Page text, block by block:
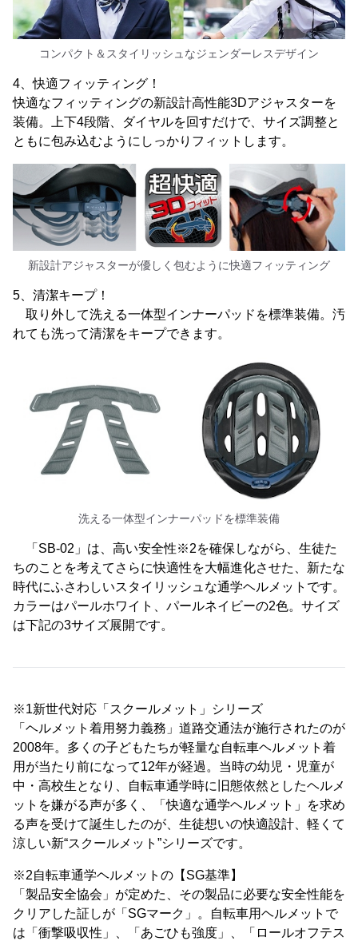
コンパクト＆スタイリッシュなジェンダーレスデザイン
4、快適フィッティング！
快適なフィッティングの新設計高性能3Dアジャスターを
装備。上下4段階、ダイヤルを回すだけで、サイズ調整と
ともに包み込むようにしっかりフィットします。
新設計アジャスターが優しく包むように快適フィッティング
5、清潔キープ！
取り外して洗える一体型インナーパッドを標準装備。汚
れても洗って清潔をキープできます。
洗える一体型インナーパッドを標準装備
「SB-02」は、高い安全性※2を確保しながら、生徒た
ちのことを考えてさらに快適性を大幅進化させた、新たな
時代にふさわしいスタイリッシュな通学ヘルメットです。
カラーはパールホワイト、パールネイビーの2色。サイズ
は下記の3サイズ展開です。
※1新世代対応「スクールメット」シリーズ
「ヘルメット着用努力義務」道路交通法が施行されたのが
2008年。多くの子どもたちが軽量な自転車ヘルメット着
用が当たり前になって12年が経過。当時の幼児・児童が
中・高校生となり、自転車通学時に旧態依然としたヘルメ
ットを嫌がる声が多く、「快適な通学ヘルメット」を求め
る声を受けて誕生したのが、生徒想いの快適設計、軽くて
涼しい新“スクールメット”シリーズです。
※2自転車通学ヘルメットの【SG基準】
「製品安全協会」が定めた、その製品に必要な安全性能を
クリアした証しが「SGマーク」。自転車用ヘルメットで
は「衝撃吸収性」、「あごひも強度」、「ロールオフテス